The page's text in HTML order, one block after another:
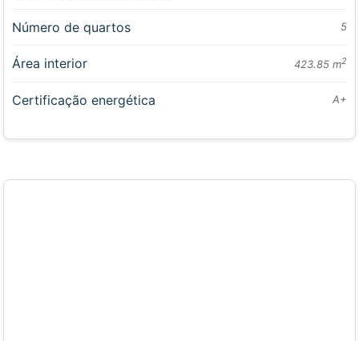
Número de quartos 5
Área interior 423.85 m2
Certificação energética A+